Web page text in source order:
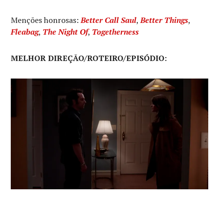
Menções honrosas:Better Call Saul,Better Things,
Fleabag, The Night Of, Togetherness
MELHOR DIREÇÃO/ROTEIRO/EPISÓDIO: